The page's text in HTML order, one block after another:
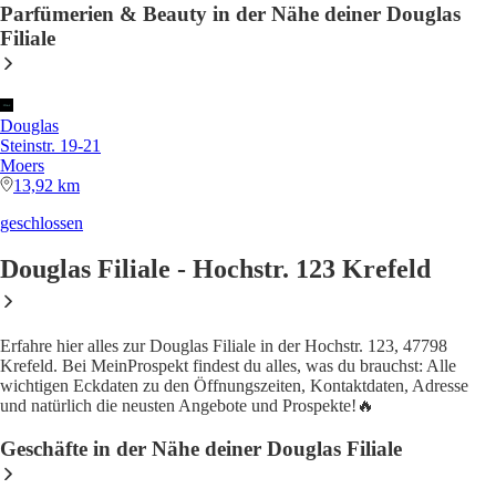
Parfümerien & Beauty in der Nähe deiner Douglas
Filiale
Douglas
Steinstr. 19-21
Moers
13,92 km
geschlossen
Douglas Filiale - Hochstr. 123 Krefeld
Erfahre hier alles zur Douglas Filiale in der Hochstr. 123, 47798
Krefeld. Bei MeinProspekt findest du alles, was du brauchst: Alle
wichtigen Eckdaten zu den Öffnungszeiten, Kontaktdaten, Adresse
und natürlich die neusten Angebote und Prospekte!🔥
Geschäfte in der Nähe deiner Douglas Filiale